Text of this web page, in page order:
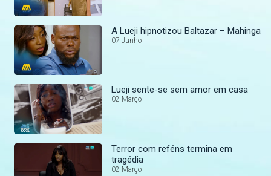
A Lueji hipnotizou Baltazar – Mahinga
07 Junho
Lueji sente-se sem amor em casa
02 Março
Terror com reféns termina em
tragédia
02 Março